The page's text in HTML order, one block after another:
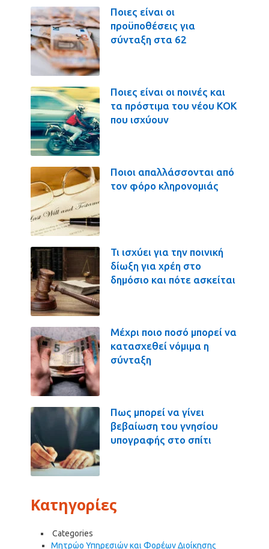
Ποιες είναι οι
προϋποθέσεις για
σύνταξη στα 62
Ποιες είναι οι ποινές και
τα πρόστιμα του νέου ΚΟΚ
που ισχύουν
Ποιοι απαλλάσσονται από
τον φόρο κληρονομιάς
Τι ισχύει για την ποινική
δίωξη για χρέη στο
δημόσιο και πότε ασκείται
Μέχρι ποιο ποσό μπορεί να
κατασχεθεί νόμιμα η
σύνταξη
Πως μπορεί να γίνει
βεβαίωση του γνησίου
υπογραφής στο σπίτι
Κατηγορίες
Categories
Μητρώο Υπηρεσιών και Φορέων Διοίκησης